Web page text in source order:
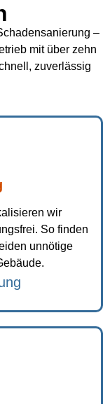
–
mit über zehn
zuverlässig
wir
So finden
unnötige